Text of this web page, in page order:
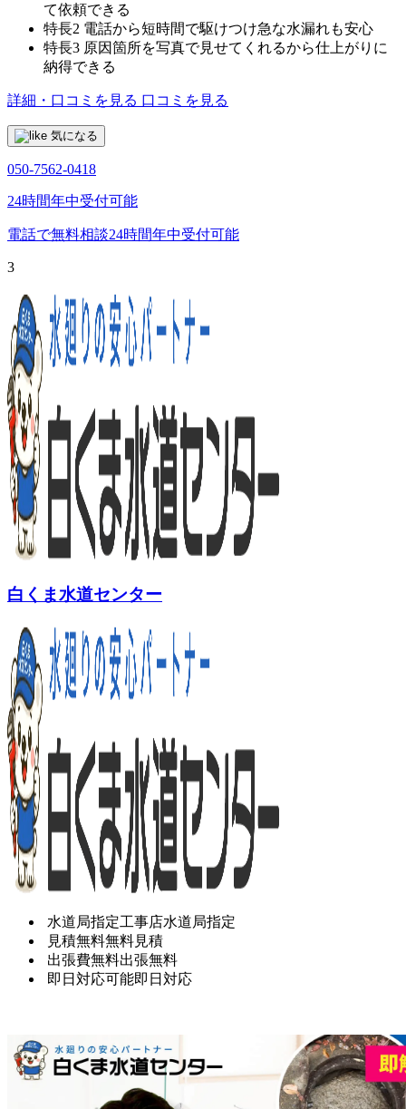
て依頼できる
特長2 電話から短時間で駆けつけ急な水漏れも安心
特長3 原因箇所を写真で見せてくれるから仕上がりに
納得できる
詳細・口コミを見る 口コミを見る
気になる
050-7562-0418
24時間年中受付可能
電話で無料相談24時間年中受付可能
3
白くま水道センター
水道局指定工事店水道局指定
見積無料無料見積
出張費無料出張無料
即日対応可能即日対応